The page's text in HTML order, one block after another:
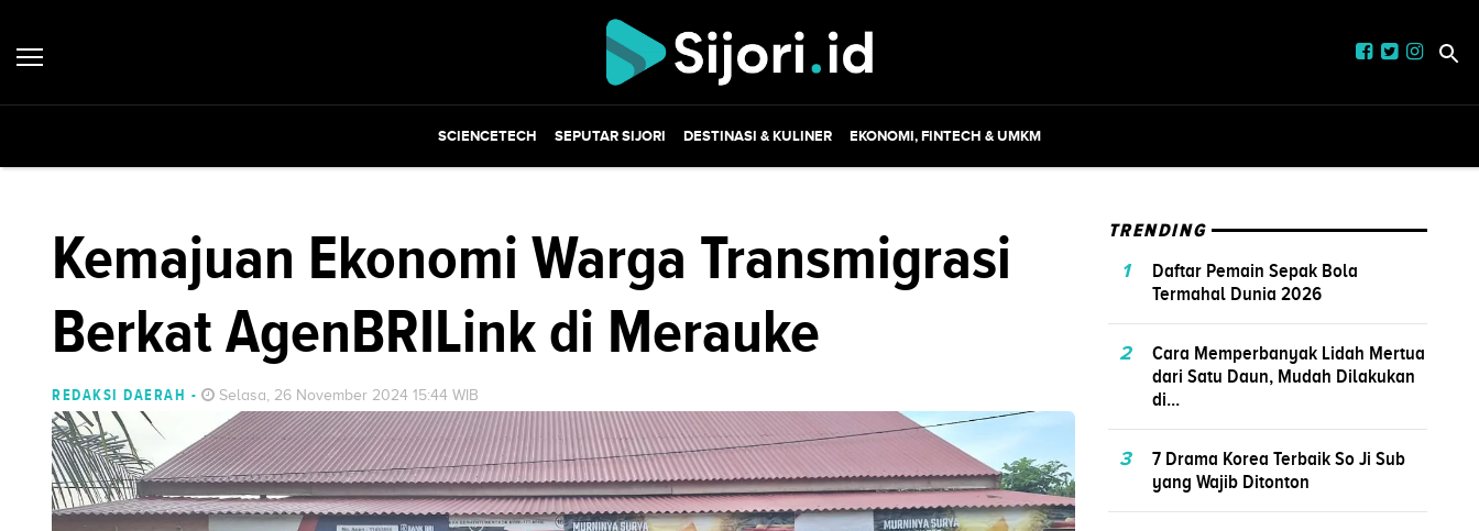
SCIENCETECH SEPUTAR SIJORI DESTINASI & KULINER EKONOMI, FINTECH & UMKM
Kemajuan Ekonomi Warga Transmigrasi
Berkat AgenBRILink di Merauke
REDAKSI DAERAH - Selasa, 26 November 2024 15:44 WIB
TRENDING
1
Daftar Pemain Sepak Bola
Termahal Dunia 2026
2
Cara Memperbanyak Lidah Mertua
dari Satu Daun, Mudah Dilakukan
di...
3
7 Drama Korea Terbaik So Ji Sub
yang Wajib Ditonton